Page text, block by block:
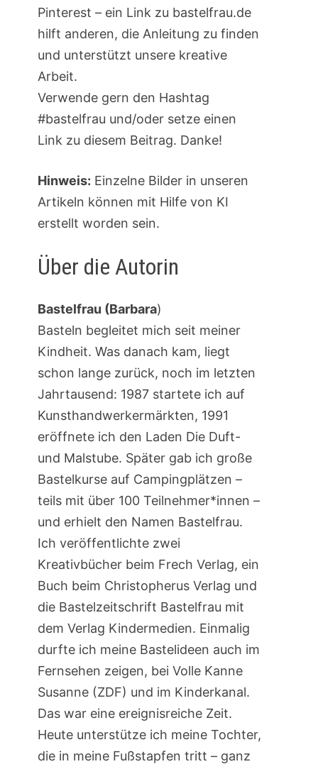
Pinterest – ein Link zu bastelfrau.de
hilft anderen, die Anleitung zu finden
und unterstützt unsere kreative
Arbeit.
Verwende gern den Hashtag
#bastelfrau und/oder setze einen
Link zu diesem Beitrag. Danke!
Hinweis: Einzelne Bilder in unseren
Artikeln können mit Hilfe von KI
erstellt worden sein.
Über die Autorin
Bastelfrau (Barbara)
Basteln begleitet mich seit meiner
Kindheit. Was danach kam, liegt
schon lange zurück, noch im letzten
Jahrtausend: 1987 startete ich auf
Kunsthandwerkermärkten, 1991
eröffnete ich den Laden Die Duft-
und Malstube. Später gab ich große
Bastelkurse auf Campingplätzen –
teils mit über 100 Teilnehmer*innen –
und erhielt den Namen Bastelfrau.
Ich veröffentlichte zwei
Kreativbücher beim Frech Verlag, ein
Buch beim Christopherus Verlag und
die Bastelzeitschrift Bastelfrau mit
dem Verlag Kindermedien. Einmalig
durfte ich meine Bastelideen auch im
Fernsehen zeigen, bei Volle Kanne
Susanne (ZDF) und im Kinderkanal.
Das war eine ereignisreiche Zeit.
Heute unterstütze ich meine Tochter,
die in meine Fußstapfen tritt – ganz